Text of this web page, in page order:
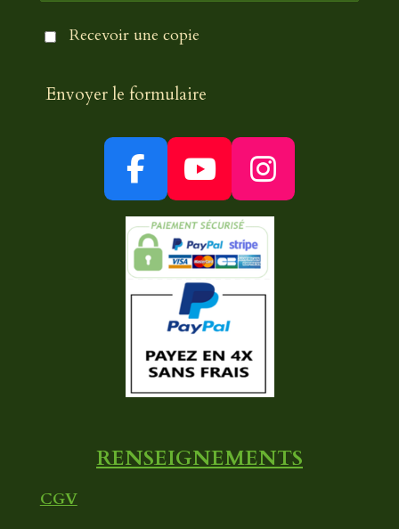
Recevoir une copie
Envoyer le formulaire
F
a
c
e
b
o
k
Y
o
u
T
u
b
e
I
n
s
t
a
a
RENSEIGNEMENTS
CGV